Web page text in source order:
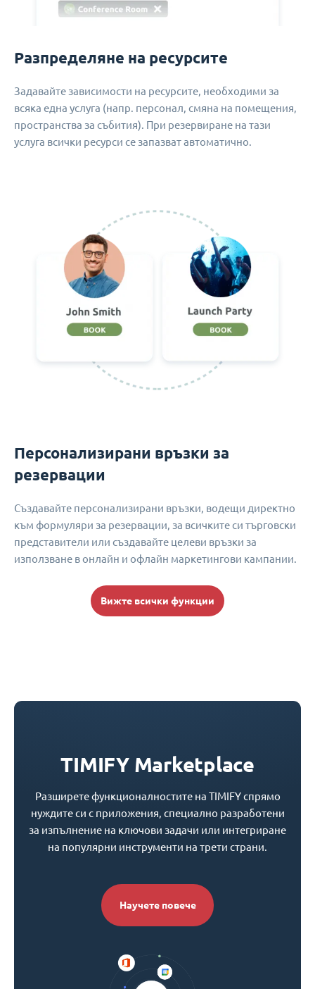
Разпределяне на ресурсите
Задавайте зависимости на ресурсите, необходими за
всяка една услуга (напр. персонал, смяна на помещения,
пространства за събития). При резервиране на тази
услуга всички ресурси се запазват автоматично.
Персонализирани връзки за
резервации
Създавайте персонализирани връзки, водещи директно
към формуляри за резервации, за всичките си търговски
представители или създавайте целеви връзки за
използване в онлайн и офлайн маркетингови кампании.
Вижте всички функции
TIMIFY Marketplace
Разширете функционалностите на TIMIFY спрямо
нуждите си с приложения, специално разработени
за изпълнение на ключови задачи или интегриране
на популярни инструменти на трети страни.
Научете повече